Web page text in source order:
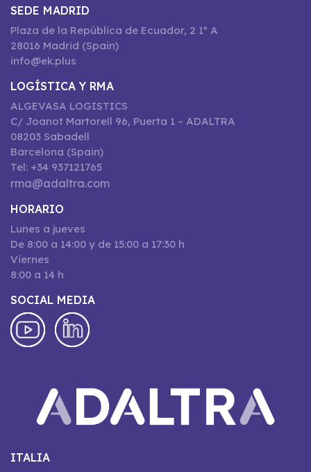
SEDE MADRID
Plaza de la República de Ecuador, 2 1º A
28016 Madrid (Spain)
info@ek.plus
LOGÍSTICA Y RMA
ALGEVASA LOGISTICS
C/ Joanot Martorell 96, Puerta 1 – ADALTRA
08203 Sabadell
Barcelona (Spain)
Tel: +34 937121765
rma@adaltra.com
HORARIO
Lunes a jueves
De 8:00 a 14:00 y de 15:00 a 17:30 h
Viernes
8:00 a 14 h
SOCIAL MEDIA
ITALIA